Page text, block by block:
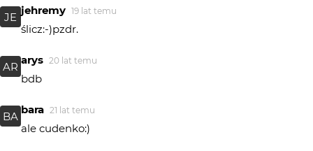
JE
jehremy 19 lat temu
ślicz:-)pzdr.
AR
arys 20 lat temu
bdb
BA
bara 21 lat temu
ale cudenko:)